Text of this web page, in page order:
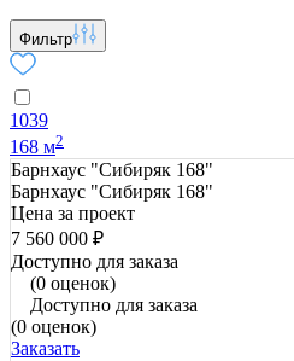
Фильтр
1039
168 м2
Барнхаус "Сибиряк 168"
Барнхаус "Сибиряк 168"
Цена за проект
7 560 000 ₽
Доступно для заказа
(0 оценок)
Доступно для заказа
(0 оценок)
Заказать